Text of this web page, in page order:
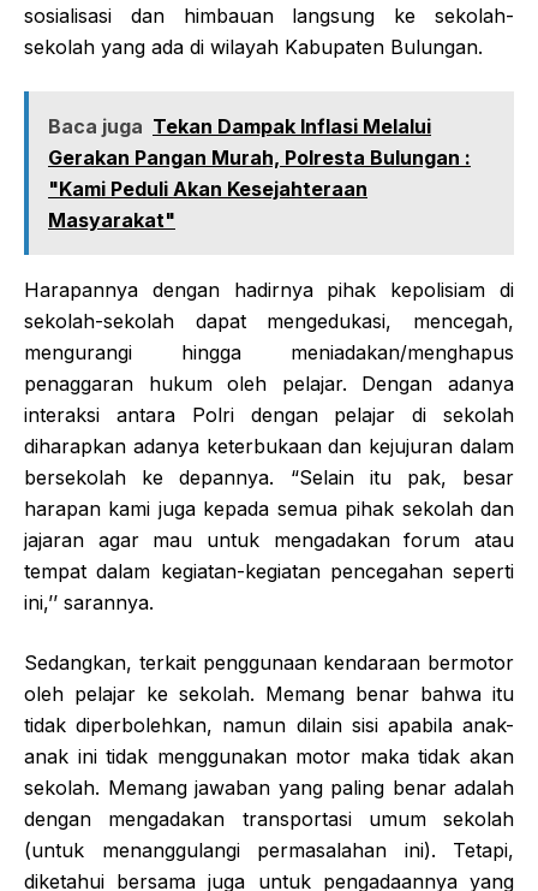
sosialisasi dan himbauan langsung ke sekolah-
sekolah yang ada di wilayah Kabupaten Bulungan.
Baca juga Tekan Dampak Inflasi Melalui
Gerakan Pangan Murah, Polresta Bulungan :
"Kami Peduli Akan Kesejahteraan
Masyarakat"
Harapannya dengan hadirnya pihak kepolisiam di
sekolah-sekolah dapat mengedukasi, mencegah,
mengurangi hingga meniadakan/menghapus
penaggaran hukum oleh pelajar. Dengan adanya
interaksi antara Polri dengan pelajar di sekolah
diharapkan adanya keterbukaan dan kejujuran dalam
bersekolah ke depannya. “Selain itu pak, besar
harapan kami juga kepada semua pihak sekolah dan
jajaran agar mau untuk mengadakan forum atau
tempat dalam kegiatan-kegiatan pencegahan seperti
ini,’’ sarannya.
Sedangkan, terkait penggunaan kendaraan bermotor
oleh pelajar ke sekolah. Memang benar bahwa itu
tidak diperbolehkan, namun dilain sisi apabila anak-
anak ini tidak menggunakan motor maka tidak akan
sekolah. Memang jawaban yang paling benar adalah
dengan mengadakan transportasi umum sekolah
(untuk menanggulangi permasalahan ini). Tetapi,
diketahui bersama juga untuk pengadaannya yang